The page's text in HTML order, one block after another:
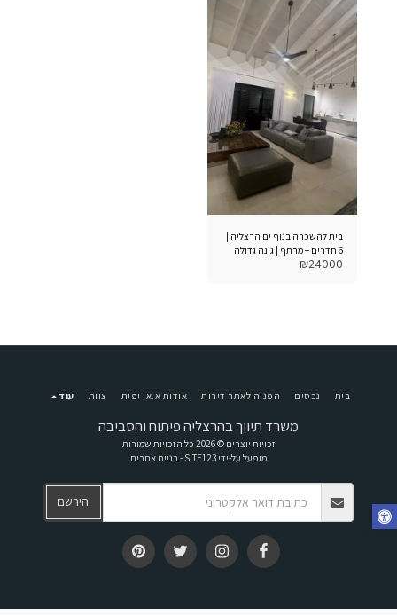
בית להשכרה בנוף ים הרצליה |
6 חדרים + מרתף | גינה גדולה
₪24000
משרד תיווך בהרצליה פיתוח והסביבה
זכויות יוצרים © 2026 כל הזכויות שמורות
מופעל על-ידי SITE123
- בניית אתרים
בית נכסים הפניה לאתר דירות אודות א.א. יפית צוות עוד
הירשם